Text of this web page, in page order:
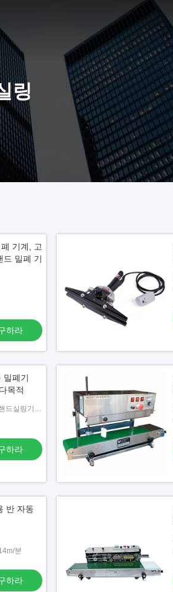
링
기계, 고
드 밀폐 기
하라
밀폐기
목적
드실링기/
하라
반 자동
분
하라